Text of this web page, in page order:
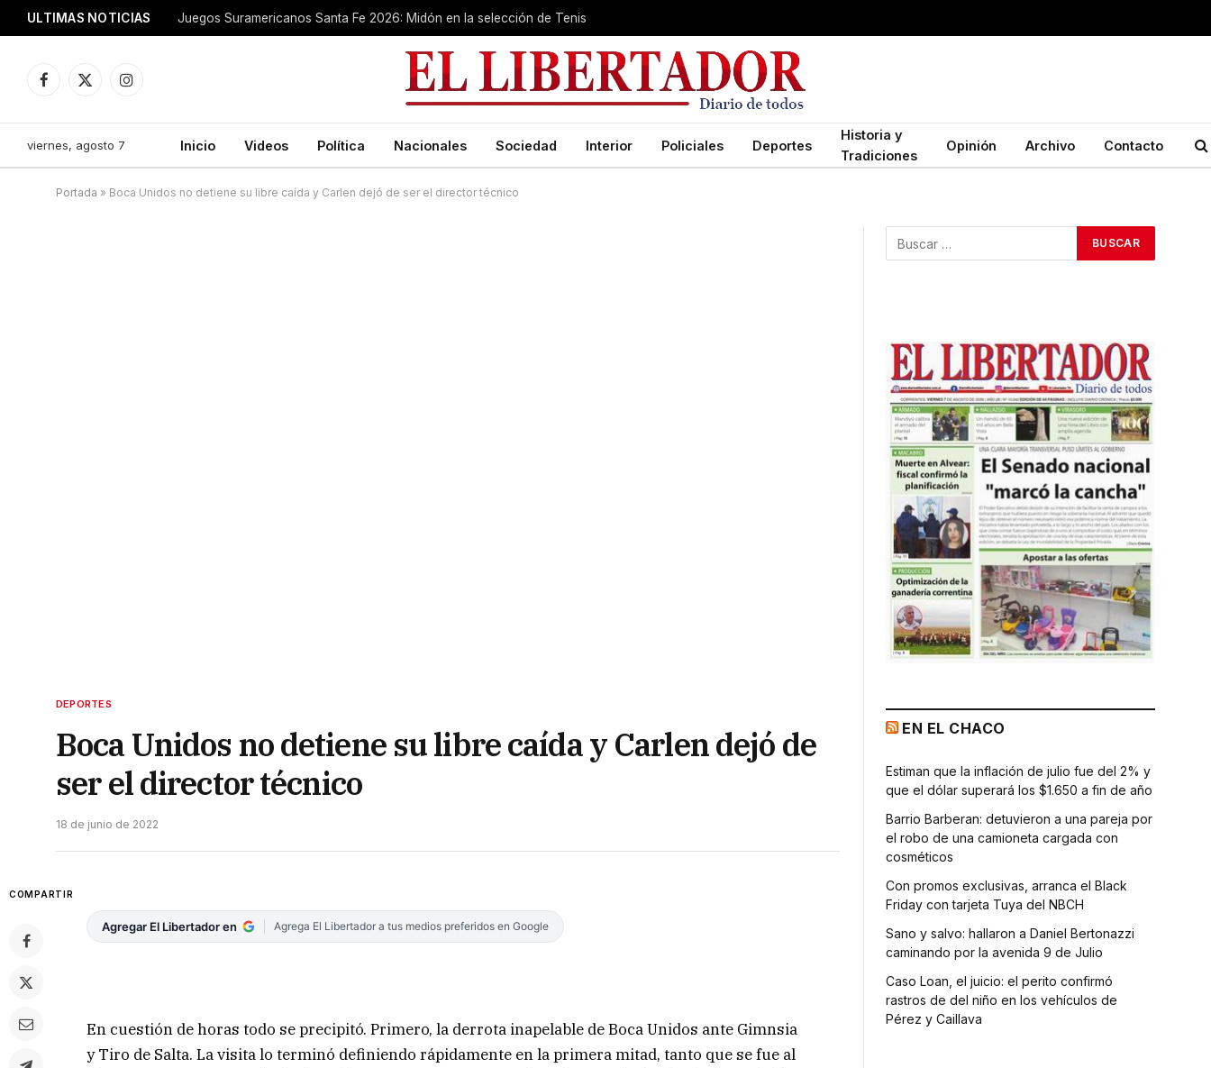
ULTIMAS NOTICIAS Juegos Suramericanos Santa Fe 2026: Midón en la selección de Tenis
Facebook
X
Instagram
viernes, agosto 7 Inicio Videos Política Nacionales Sociedad Interior Policiales Deportes
Historia y
Tradiciones
Opinión Archivo Contacto
Portada » Boca Unidos no detiene su libre caída y Carlen dejó de ser el director técnico
DEPORTES
Boca Unidos no detiene su libre caída y Carlen dejó de
ser el director técnico
18 de junio de 2022
COMPARTIR
Agregar El Libertador en Agrega El Libertador a tus medios preferidos en Google
En cuestión de horas todo se precipitó. Primero, la derrota inapelable de Boca Unidos ante Gimnsia
y Tiro de Salta. La visita lo terminó definiendo rápidamente en la primera mitad, tanto que se fue al
EN EL CHACO
Estiman que la inflación de julio fue del 2% y
que el dólar superará los $1.650 a fin de año
Barrio Barberan: detuvieron a una pareja por
el robo de una camioneta cargada con
cosméticos
Con promos exclusivas, arranca el Black
Friday con tarjeta Tuya del NBCH
Sano y salvo: hallaron a Daniel Bertonazzi
caminando por la avenida 9 de Julio
Caso Loan, el juicio: el perito confirmó
rastros de del niño en los vehículos de
Pérez y Caillava